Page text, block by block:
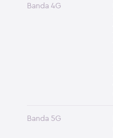
Banda 4G
Banda 5G